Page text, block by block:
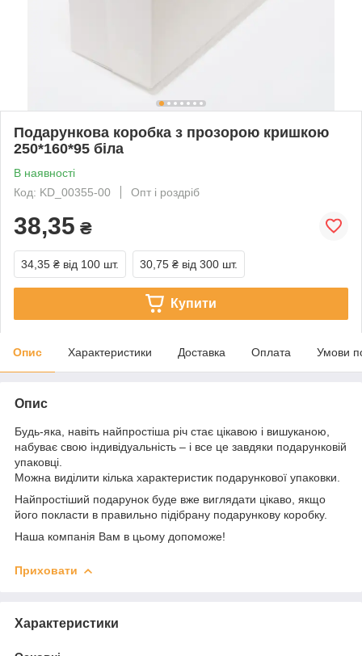
Подарункова коробка з прозорою кришкою
250*160*95 біла
В наявності
Код: KD_00355-00
Опт і роздріб
38,35 ₴
34,35 ₴ від 100 шт. 30,75 ₴ від 300 шт.
Купити
Опис Характеристики Доставка Оплата Умови
Опис
Будь-яка, навіть найпростіша річ стає цікавою і вишуканою,
набуває свою індивідуальність – і все це завдяки подарунковій
упаковці.
Можна виділити кілька характеристик подарункової упаковки.
Найпростіший подарунок буде вже виглядати цікаво, якщо
його покласти в правильно підібрану подарункову коробку.
Наша компанія Вам в цьому допоможе!
Приховати
Характеристики